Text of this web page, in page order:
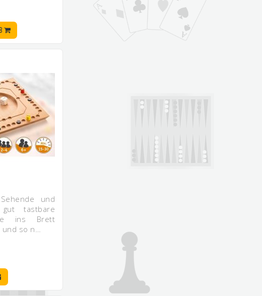
und
tastbare
ins Brett
und so n…